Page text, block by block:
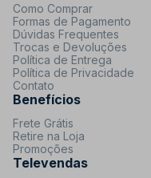
Como Comprar
Formas de Pagamento
Dúvidas Frequentes
Trocas e Devoluções
Política de Entrega
Política de Privacidade
Contato
Benefícios
Frete Grátis
Retire na Loja
Promoções
Televendas